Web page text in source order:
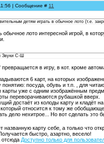
| Сообщение # 11
детям играть в обычное лото (т.е.
лото интересной игрой, в
Звуки С-Ш
в игру, в кот. кроме
6 карт, на которых
посуда, обувь и т.п. , для
карты уже с одним изображённым
переворачиваются рубашкой вверх.
достаёт из колоды карту и кладёт
который относится к тому же
дело нехитрое... Но вот сделать
карту себе, а только что
быстро, азартно, весело!
отсюда Доступно только для